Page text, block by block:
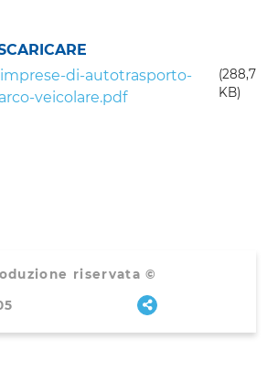
di-autotrasporto-
veicolare.pdf
(288,7
KB)
riservata ©